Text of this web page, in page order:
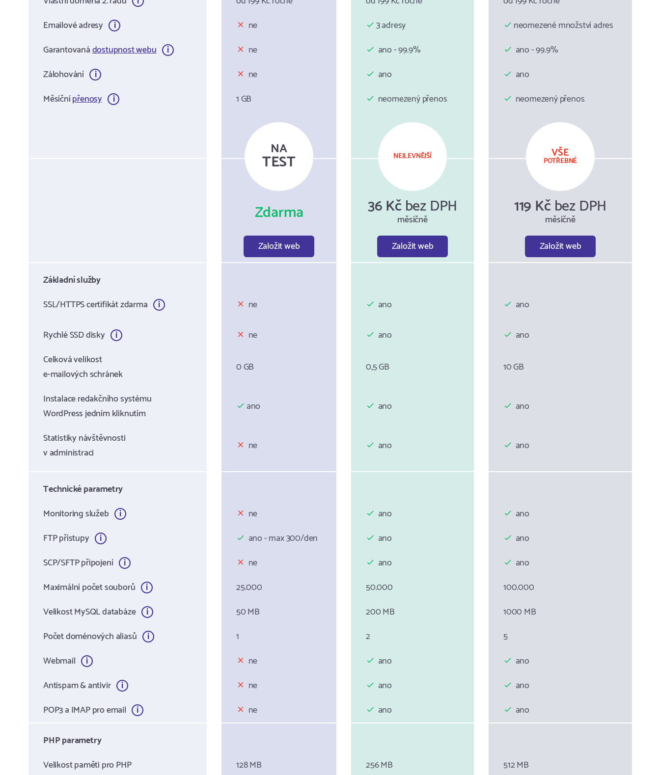
Emailové adresy
ne 3 adresy
neomezené množství adres
Garantovanádostupnost webu ne ano - 99.9%
ano - 99.9%
Zálohování
ne ano
ano
Měsíčnípřenosy 1 GB neomezený přenos neomezený přenos
NA
TEST NEJLEVNĚJŠÍ VŠE
POTŘEBNÉ
Zdarma 36 Kč bez DPH
měsíčně
119 Kč bez DPH
měsíčně
Založit web
Založit web Založit web
Základní služby
SSL/HTTPS certifikát zdarma
ne ano ano
Rychlé SSD disky ne ano
ano
Celková velikost
e-mailových schránek
0 GB 0,5 GB 10 GB
Instalace redakčního systému
WordPress jedním kliknutím
ano ano ano
Statistiky návštěvnosti
v administraci
ne ano ano
Technické parametry
Monitoring služeb
ne ano
ano
FTP přístupy
ano - max 300/den ano
ano
SCP/SFTP připojení
ne ano
ano
Maximální počet souborů
25.000 50.000
100.000
Velikost MySQL databáze
50 MB 200 MB
1000 MB
Počet doménových aliasů
1 2
5
Webmail
ne ano
ano
Antispam & antivir
ne ano
ano
POP3 a IMAP pro email
ne ano ano
PHP parametry
Velikost paměti pro PHP
128 MB 256 MB 512 MB